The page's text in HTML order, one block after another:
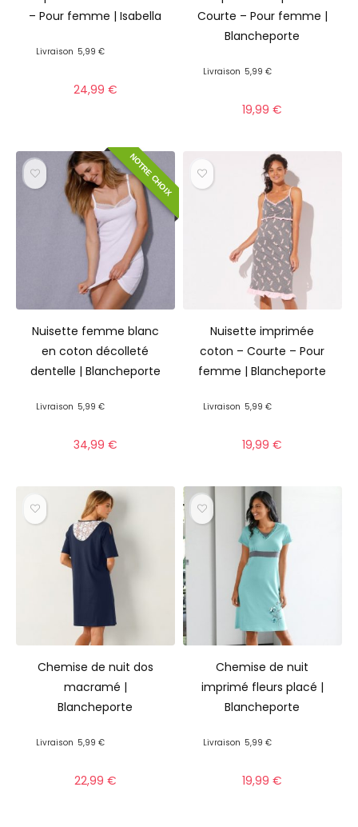
– Pour femme | Isabella
Livraison 5,99 €
24,99 €
Courte – Pour femme |
Blancheporte
Livraison 5,99 €
19,99€
NOTRE CHOIX
Nuisette femme blanc
en coton décolleté
dentelle | Blancheporte
Livraison 5,99 €
34,99 €
Nuisette imprimée
coton – Courte – Pour
femme | Blancheporte
Livraison 5,99 €
19,99€
Chemise de nuit dos
macramé |
Blancheporte
Livraison 5,99 €
22,99 €
Chemise de nuit
imprimé fleurs placé |
Blancheporte
Livraison 5,99 €
19,99€